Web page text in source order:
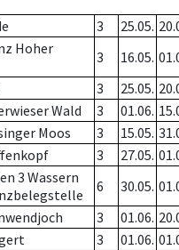
3 25.05.
Hoher
3 16.05.
3 25.05.
Wald 3 01.06.
Moos 3 15.05.
3 27.05.
3 Wassern
6 30.05.
3 01.06.
3 01.06.